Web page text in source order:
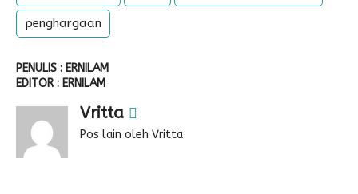
penghargaan
PENULIS : ERNILAM
EDITOR : ERNILAM
Vritta
Pos lain oleh Vritta